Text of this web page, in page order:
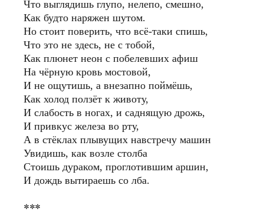
Что выглядишь глупо, нелепо, смешно,
Как будто наряжен шутом.
Но стоит поверить, что всё-таки спишь,
Что это не здесь, не с тобой,
Как плюнет неон с побелевших афиш
На чёрную кровь мостовой,
И не ощутишь, а внезапно поймёшь,
Как холод ползёт к животу,
И слабость в ногах, и саднящую дрожь,
И привкус железа во рту,
А в стёклах плывущих навстречу машин
Увидишь, как возле столба
Стоишь дураком, проглотившим аршин,
И дождь вытираешь со лба.
***